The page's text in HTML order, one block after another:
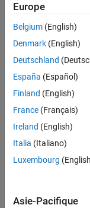
Execution Time
Analyze model
Ports
Input
expand all
Signals—
Europe
Belgium (English)
Denmark (English)
Deutschland
España (Español)
Finland (English)
France (Français)
Ireland (English)
Italia (Italiano)
Luxembourg
Asie-Pacifique